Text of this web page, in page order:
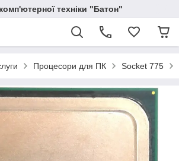
техніки "Батон"
Процесори для ПК Socket 775